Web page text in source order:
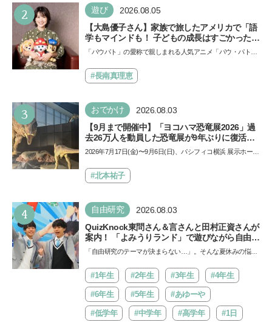
い…
2 遊び 2026.08.05
【大島優子さん】家族で旅したアメリカで「語
学もマインドも！ 子どもの成長はすごかった」
声優をつとめた映画『パウ・パトロール ザ・ダ
できると子どもに知ってほしい
「パウパト」の愛称で親しまれる人気アニメ「パウ・パトロ
ザ…
#長南真理恵
3 おでかけ 2026.08.03
【9月まで開催中】「ヨコハマ恐竜展2026」過
去26万人を動員した恐竜展が9年ぶりに復活！
夏休みのおでかけで楽しむポイントを完全ガイ
2026年7月17日(金)〜9月6日(日)、パシフィコ横浜 展示ホール
催…
#北本祐子
4 自由研究 2026.08.03
QuizKnock東問さん＆言さんと田村正資さんが
案内！ 「よみうりランド」で遊びながら自由研
究が進む期間限定イベントが開催
「自由研究のテーマが決まらない…」。そんな夏休みの悩み
バ!!…
#1年生 #2年生 #3年生 #4年生
#6年生 #5年生 #あゆーや
#低学年 #中学年 #高学年 #1日